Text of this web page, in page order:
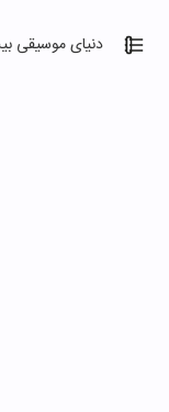
دنیای موسیقی